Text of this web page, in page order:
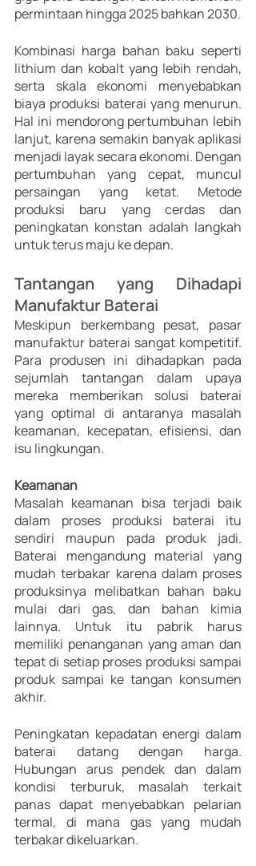
permintaan hingga 2025 bahkan 2030.
Kombinasi harga bahan baku seperti
lithium dan kobalt yang lebih rendah,
serta skala ekonomi menyebabkan
biaya produksi baterai yang menurun.
Hal ini mendorong pertumbuhan lebih
lanjut, karena semakin banyak aplikasi
menjadi layak secara ekonomi. Dengan
pertumbuhan yang cepat, muncul
persaingan yang ketat. Metode
produksi baru yang cerdas dan
peningkatan konstan adalah langkah
untuk terus maju ke depan.
Tantangan yang Dihadapi
Manufaktur Baterai
Meskipun berkembang pesat, pasar
manufaktur baterai sangat kompetitif.
Para produsen ini dihadapkan pada
sejumlah tantangan dalam upaya
mereka memberikan solusi baterai
yang optimal di antaranya masalah
keamanan, kecepatan, efisiensi, dan
isu lingkungan.
Keamanan
Masalah keamanan bisa terjadi baik
dalam proses produksi baterai itu
sendiri maupun pada produk jadi.
Baterai mengandung material yang
mudah terbakar karena dalam proses
produksinya melibatkan bahan baku
mulai dari gas, dan bahan kimia
lainnya. Untuk itu pabrik harus
memiliki penanganan yang aman dan
tepat di setiap proses produksi sampai
produk sampai ke tangan konsumen
akhir.
Peningkatan kepadatan energi dalam
baterai datang dengan harga.
Hubungan arus pendek dan dalam
kondisi terburuk, masalah terkait
panas dapat menyebabkan pelarian
termal, di mana gas yang mudah
terbakar dikeluarkan.